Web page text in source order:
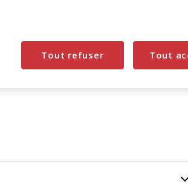
Tout refuser Tout